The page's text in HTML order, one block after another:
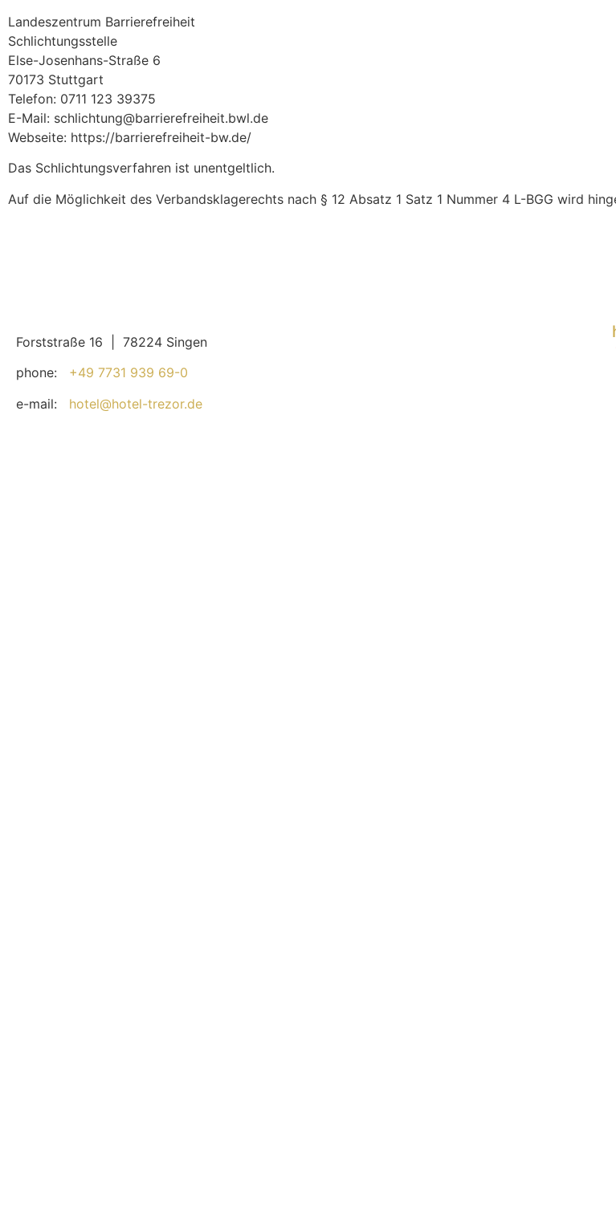
Landeszentrum Barrierefreiheit
Schlichtungsstelle
Else-Josenhans-Straße 6
70173 Stuttgart
Telefon: 0711 123 39375
E-Mail: schlichtung@barrierefreiheit.bwl.de
Webseite: https://barrierefreiheit-bw.de/
Das Schlichtungsverfahren ist unentgeltlich.
Auf die Möglichkeit des Verbandsklagerechts nach § 12 Absatz 1 Satz 1 Nummer 4 L-BGG wird
Forststraße 16 | 78224 Singen
phone: +49 7731 939 69-0
e-mail: hotel@hotel-trezor.de